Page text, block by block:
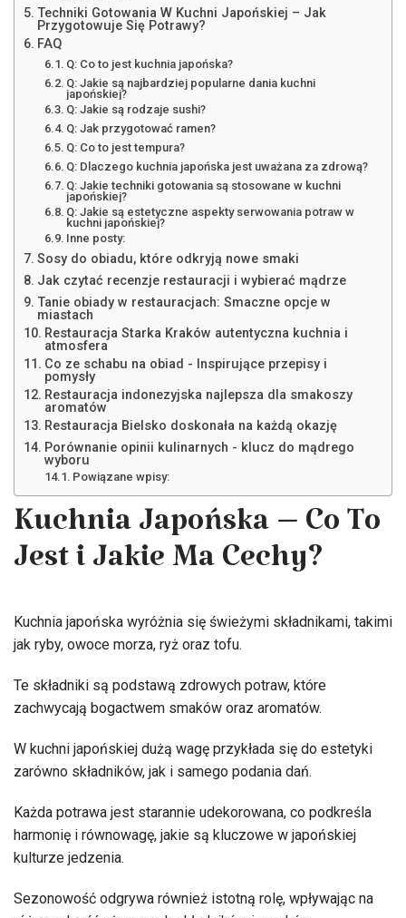
Techniki Gotowania W Kuchni Japońskiej – Jak
Przygotowuje Się Potrawy?
FAQ
Q: Co to jest kuchnia japońska?
Q: Jakie są najbardziej popularne dania kuchni
japońskiej?
Q: Jakie są rodzaje sushi?
Q: Jak przygotować ramen?
Q: Co to jest tempura?
Q: Dlaczego kuchnia japońska jest uważana za zdrową?
Q: Jakie techniki gotowania są stosowane w kuchni
japońskiej?
Q: Jakie są estetyczne aspekty serwowania potraw w
kuchni japońskiej?
Inne posty:
Sosy do obiadu, które odkryją nowe smaki
Jak czytać recenzje restauracji i wybierać mądrze
Tanie obiady w restauracjach: Smaczne opcje w
miastach
Restauracja Starka Kraków autentyczna kuchnia i
atmosfera
Co ze schabu na obiad - Inspirujące przepisy i
pomysły
Restauracja indonezyjska najlepsza dla smakoszy
aromatów
Restauracja Bielsko doskonała na każdą okazję
Porównanie opinii kulinarnych - klucz do mądrego
wyboru
Powiązane wpisy:
Kuchnia Japońska – Co To
Jest i Jakie Ma Cechy?
Kuchnia japońska wyróżnia się świeżymi składnikami, takimi
jak ryby, owoce morza, ryż oraz tofu.
Te składniki są podstawą zdrowych potraw, które
zachwycają bogactwem smaków oraz aromatów.
W kuchni japońskiej dużą wagę przykłada się do estetyki
zarówno składników, jak i samego podania dań.
Każda potrawa jest starannie udekorowana, co podkreśla
harmonię i równowagę, jakie są kluczowe w japońskiej
kulturze jedzenia.
Sezonowość odgrywa również istotną rolę, wpływając na